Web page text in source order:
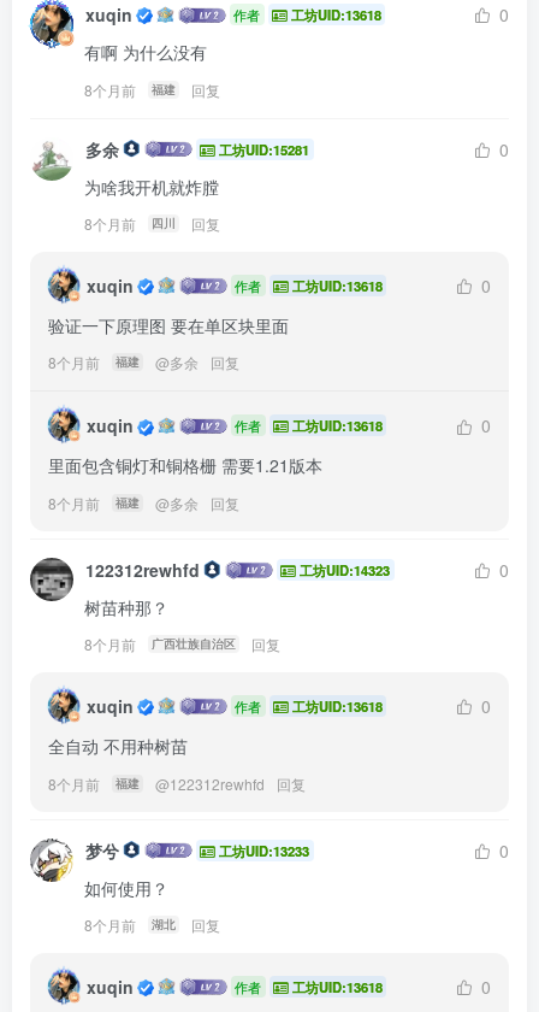
xuqin 作者 工坊UID:13618
0
有啊 为什么没有
8个月前 福建 回复
多余 工坊UID:15281
0
为啥我开机就炸膛
8个月前 四川 回复
xuqin 作者 工坊UID:13618
0
验证一下原理图 要在单区块里面
8个月前 福建 @多余 回复
xuqin 作者 工坊UID:13618
0
里面包含铜灯和铜格栅 需要1.21版本
8个月前 福建 @多余 回复
122312rewhfd 工坊UID:14323
0
树苗种那？
8个月前 广西壮族自治区 回复
xuqin 作者 工坊UID:13618
0
全自动 不用种树苗
8个月前 福建 @122312rewhfd 回复
梦兮 工坊UID:13233
0
如何使用？
8个月前 湖北 回复
xuqin 作者 工坊UID:13618
0